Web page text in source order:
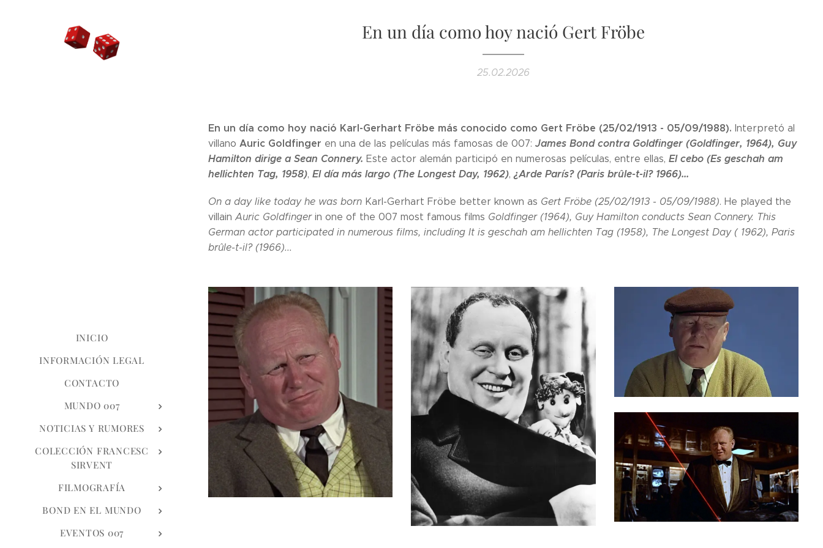
INICIO
INFORMACIÓN LEGAL
CONTACTO
MUNDO 007
NOTICIAS Y RUMORES
COLECCIÓN FRANCESC
SIRVENT
FILMOGRAFÍA
BOND EN EL MUNDO
EVENTOS 007
En un día como hoy nació Gert Fröbe
25.02.2026
En un día como hoy nació Karl-Gerhart Fröbe más conocido como Gert Fröbe (25/02/1913 - 05/09/1988). Interpretó al
villano Auric Goldfinger en una de las películas más famosas de 007: James Bond contra Goldfinger (Goldfinger, 1964), Guy
Hamilton dirige a Sean Connery. Este actor alemán participó en numerosas películas, entre ellas, El cebo (Es geschah am
hellichten Tag, 1958), El día más largo (The Longest Day, 1962),¿Arde París? (Paris brûle-t-il? 1966)...
On a day like today he was born Karl-Gerhart Fröbe better known as Gert Fröbe (25/02/1913 - 05/09/1988). He played the
villain Auric Goldfingerin one of the 007 most famous films Goldfinger (1964), Guy Hamilton conducts Sean Connery. This
German actor participated in numerous films, including It is geschah am hellichten Tag (1958), The Longest Day ( 1962), Paris
brûle-t-il? (1966)...